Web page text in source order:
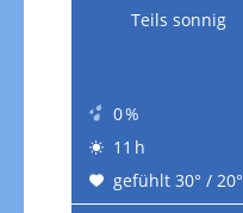
Teils sonnig
0 %
11 h
gefühlt 30° / 20°